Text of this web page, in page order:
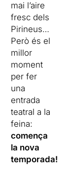
mai l’aire
fresc dels
Pirineus…
Però és el
millor
moment
per fer
una
entrada
teatral a la
feina:
comença
la nova
temporada!